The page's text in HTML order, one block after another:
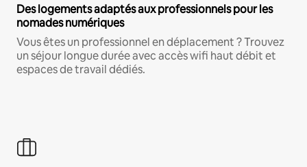
Des logements adaptés aux professionnels pour les
nomades numériques
Vous êtes un professionnel en déplacement ? Trouvez
un séjour longue durée avec accès wifi haut débit et
espaces de travail dédiés.